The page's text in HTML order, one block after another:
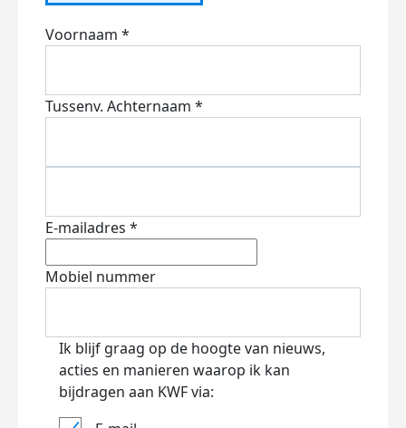
Voornaam *
Tussenv. Achternaam *
E-mailadres *
Mobiel nummer
Ik blijf graag op de hoogte van nieuws,
acties en manieren waarop ik kan
bijdragen aan KWF via: